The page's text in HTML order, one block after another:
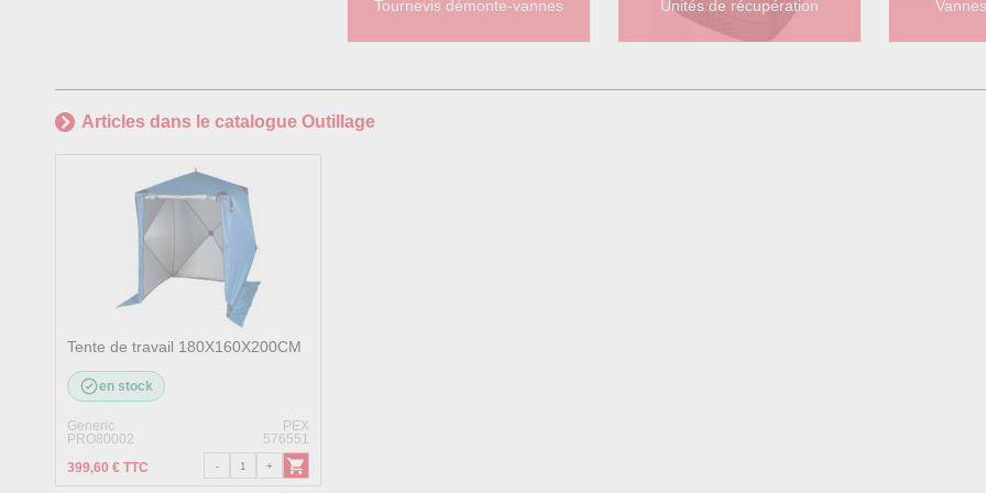
Tournevis démonte-vannes Unités de récupération
Articles dans le catalogue Outillage
Tente de travail 180X160X200CM
en stock
Generic
PEX
PRO80002
576551
399,60 € TTC